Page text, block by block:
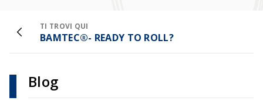
TI TROVI QUI
BAMTEC®- READY TO ROLL?
Blog